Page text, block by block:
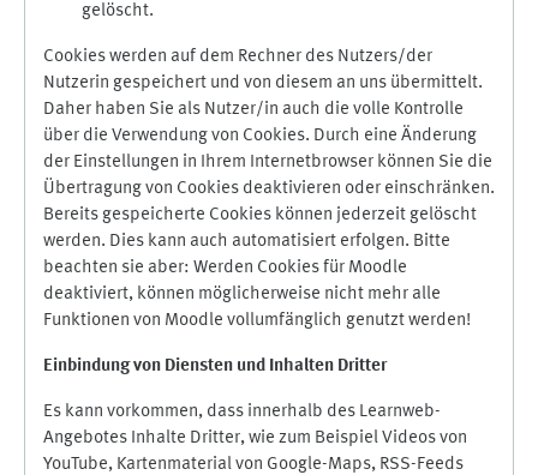
gelöscht.
Cookies werden auf dem Rechner des Nutzers/der
Nutzerin gespeichert und von diesem an uns übermittelt.
Daher haben Sie als Nutzer/in auch die volle Kontrolle
über die Verwendung von Cookies. Durch eine Änderung
der Einstellungen in Ihrem Internetbrowser können Sie die
Übertragung von Cookies deaktivieren oder einschränken.
Bereits gespeicherte Cookies können jederzeit gelöscht
werden. Dies kann auch automatisiert erfolgen. Bitte
beachten sie aber: Werden Cookies für Moodle
deaktiviert, können möglicherweise nicht mehr alle
Funktionen von Moodle vollumfänglich genutzt werden!
Einbindung von Diensten und Inhalten Dritter
Es kann vorkommen, dass innerhalb des Learnweb-
Angebotes Inhalte Dritter, wie zum Beispiel Videos von
YouTube, Kartenmaterial von Google-Maps, RSS-Feeds